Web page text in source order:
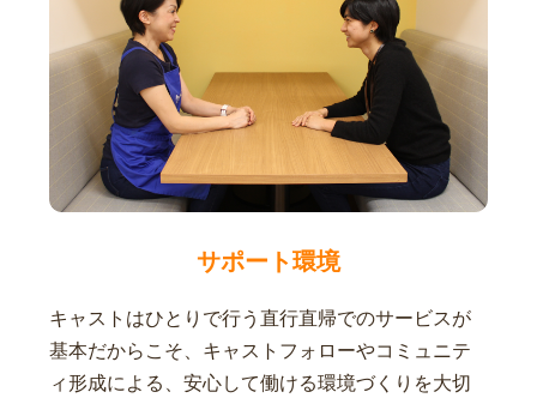
サポート環境
キャストはひとりで行う直行直帰でのサービスが
基本だからこそ、キャストフォローやコミュニテ
ィ形成による、安心して働ける環境づくりを大切